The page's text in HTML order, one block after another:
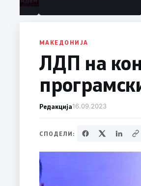
МАКЕДОНИЈА
ЛДП на
Редакција16.09.2023
СПОДЕЛИ: